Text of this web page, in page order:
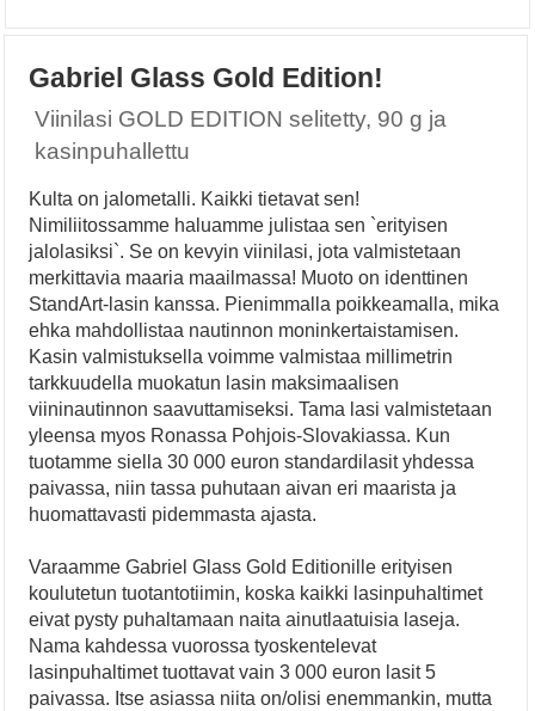
Gabriel Glass Gold Edition!
Viinilasi GOLD EDITION selitetty, 90 g ja
kasinpuhallettu
Kulta on jalometalli. Kaikki tietavat sen!
Nimiliitossamme haluamme julistaa sen `erityisen
jalolasiksi`. Se on kevyin viinilasi, jota valmistetaan
merkittavia maaria maailmassa! Muoto on identtinen
StandArt-lasin kanssa. Pienimmalla poikkeamalla, mika
ehka mahdollistaa nautinnon moninkertaistamisen.
Kasin valmistuksella voimme valmistaa millimetrin
tarkkuudella muokatun lasin maksimaalisen
viininautinnon saavuttamiseksi. Tama lasi valmistetaan
yleensa myos Ronassa Pohjois-Slovakiassa. Kun
tuotamme siella 30 000 euron standardilasit yhdessa
paivassa, niin tassa puhutaan aivan eri maarista ja
huomattavasti pidemmasta ajasta.
Varaamme Gabriel Glass Gold Editionille erityisen
koulutetun tuotantotiimin, koska kaikki lasinpuhaltimet
eivat pysty puhaltamaan naita ainutlaatuisia laseja.
Nama kahdessa vuorossa tyoskentelevat
lasinpuhaltimet tuottavat vain 3 000 euron lasit 5
paivassa. Itse asiassa niita on/olisi enemmankin, mutta